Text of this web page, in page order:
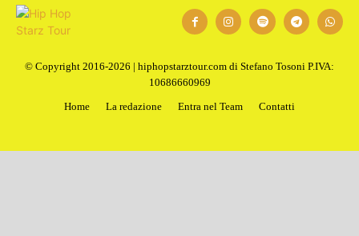
© Copyright 2016-2026 | hiphopstarztour.com di Stefano Tosoni P.IVA:
10686660969
Home
La redazione Entra nel Team Contatti